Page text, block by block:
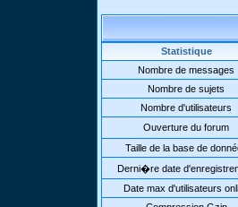
Statistique
Nombre de messages
Nombre de sujets
Nombre d'utilisateurs
Ouverture du forum
Taille de la base de
Derni�re date
Date max d'utilisateurs